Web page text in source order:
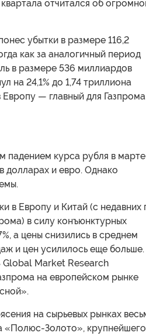
отчитался об
убытки в размере 116,2
как за аналогичный период
в размере 536 миллиардов
на 24,1% до 1,74 триллиона
— главный для Газпрома
падением курса рубля в
долларах и евро. Однако
в Европу и Китай (с недавних
в силу конъюнктурных
а цены снизились в среднем
и цен усилилось еще больше.
Global Market Research
на европейском рынке
на сырьевых рынках
«Полюс-Золото», крупнейшего